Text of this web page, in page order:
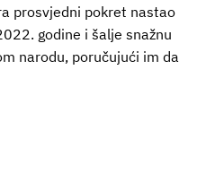
prosvjedni pokret nastao
godine i šalje snažnu
narodu, poručujući im da